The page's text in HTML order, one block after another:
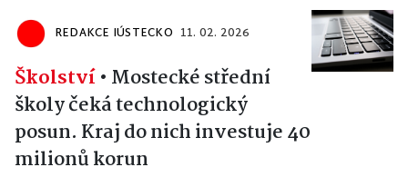
REDAKCE IÚSTECKO 11. 02. 2026
Školství• Mostecké střední
školy čeká technologický
posun. Kraj do nich investuje 40
milionů korun